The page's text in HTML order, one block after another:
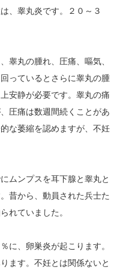
、睾丸炎です。２０～３
睾丸の腫れ、圧痛、嘔気、
っているとさらに睾丸の腫
安静が必要です。睾丸の痛
圧痛は数週間続くことがあ
な萎縮を認めますが、不妊
ムンプスを耳下腺と睾丸と
昔から、動員された兵士た
れていました。
に、卵巣炎が起こります。
ます。不妊とは関係ないと